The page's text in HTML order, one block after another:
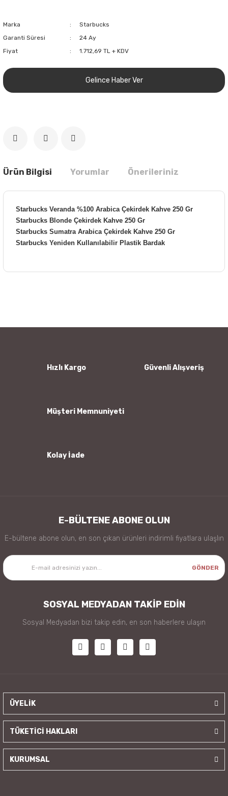
Marka
Starbucks
Garanti Süresi
24 Ay
Fiyat
1.712,69 TL + KDV
Gelince Haber Ver
Ürün Bilgisi Yorumlar Önerileriniz
Starbucks Veranda %100 Arabica Çekirdek Kahve 250 Gr
Starbucks Blonde Çekirdek Kahve 250 Gr
Starbucks Sumatra Arabica Çekirdek Kahve 250 Gr
Starbucks Yeniden Kullanılabilir Plastik Bardak
Ürün bilgilerinde hatalar bulunuyor.
Hızlı Kargo Güvenli Alışveriş
Müşteri Memnuniyeti
Kolay İade
E-BÜLTENE ABONE OLUN
E-bültene abone olun, en son çıkan ürünleri indirimli fiyatlara ulaşlın
GÖNDER
SOSYAL MEDYADAN TAKİP EDİN
Sosyal Medyadan bizi takip edin, en son haberlere ulaşın
ÜYELİK
TÜKETİCİ HAKLARI
KURUMSAL